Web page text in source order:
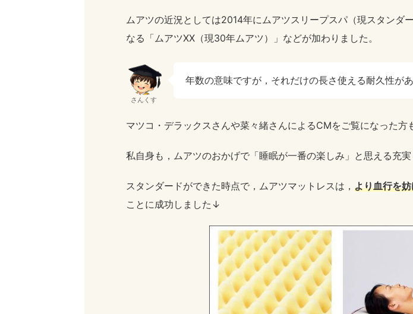
ムアツの近況としては2014年にムアツスリープスパ（現スタン
なる「ムアツXX（現30年ムアツ）」などが加わりました。
さんくす
年数の意味ですが，それだけの長さ使える耐久性が
マツコ・デラックスさんや菜々緒さんによるCMをご覧になった方
私自身も，ムアツのおかげで「睡眠が一番の楽しみ」と思える充実
スタンダードができた時点で，ムアツマットレスは， より血行を
ことに成功しました↓